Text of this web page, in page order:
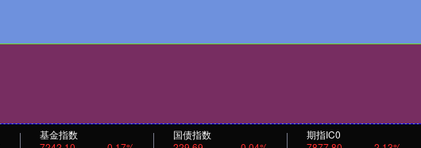
基金指数
国债指数
期指IC0